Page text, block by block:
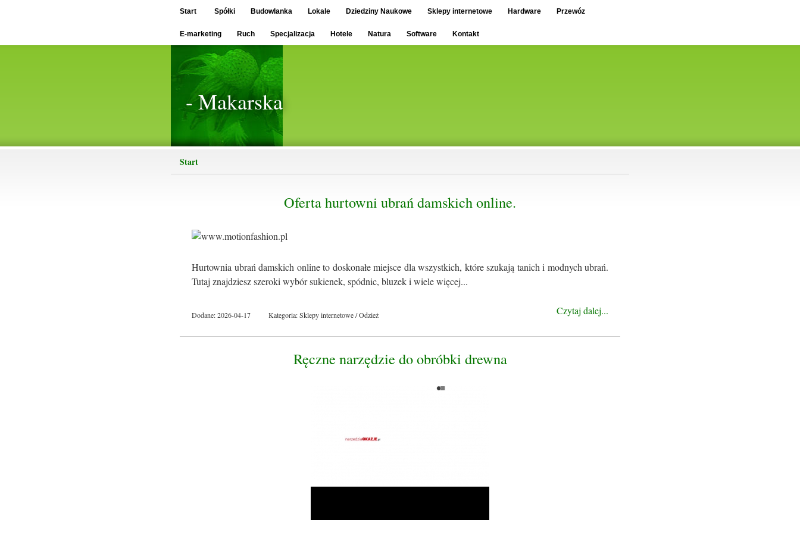
Start Spółki Budowlanka Lokale Dziedziny Naukowe Sklepy internetowe Hardware Przewóz
E-marketing Ruch Specjalizacja Hotele Natura Software Kontakt
- Makarska
Start
Oferta hurtowni ubrań damskich online.
Hurtownia ubrań damskich online to doskonałe miejsce dla wszystkich, które szukają tanich i modnych ubrań.
Tutaj znajdziesz szeroki wybór sukienek, spódnic, bluzek i wiele więcej...
Czytaj dalej...
Dodane: 2026-04-17 Kategoria: Sklepy internetowe / Odzież
Ręczne narzędzie do obróbki drewna